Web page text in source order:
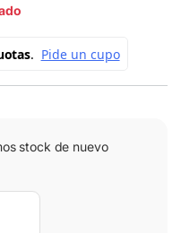
stock de nuevo